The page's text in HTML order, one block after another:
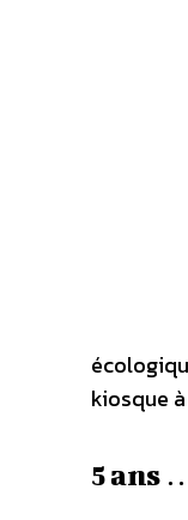
kiosque
5 ans